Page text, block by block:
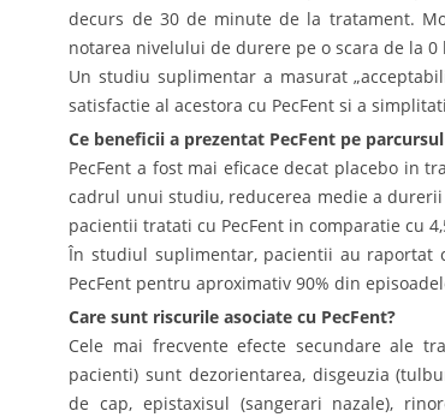
decurs de 30 de minute de la tratament.
notarea nivelului de durere pe o scara de la 0
Un studiu suplimentar a masurat
satisfactie al acestora cu PecFent si a
Ce beneficii a prezentat PecFent pe
PecFent a fost mai eficace decat placebo in
cadrul unui studiu, reducerea medie a
pacientii tratati cu PecFent in comparatie cu
În studiul suplimentar, pacientii au raportat
PecFent pentru aproximativ 90% din
Care sunt riscurile asociate cu PecFent?
Cele mai frecvente efecte secundare ale
pacienti) sunt dezorientarea, disgeuzia
de cap, epistaxisul (sangerari nazale),